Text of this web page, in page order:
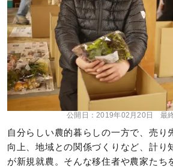
公開日：2019年02月20日 最
自分らしい農的暮らしの一方で、売り
向上、地域との関係づくりなど、計り
が新規就農。そんな移住者や農家たち